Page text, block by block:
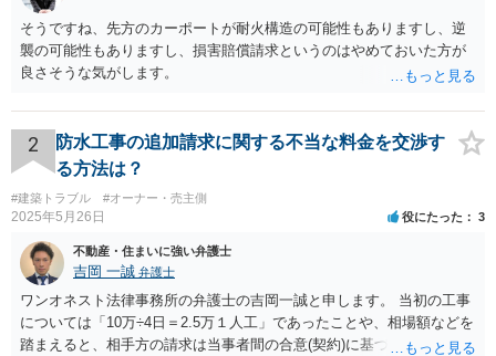
そうですね、先方のカーポートが耐火構造の可能性もありますし、逆
襲の可能性もありますし、損害賠償請求というのはやめておいた方が
良さそうな気がします。
2
防水工事の追加請求に関する不当な料金を交渉す
る方法は？
#建築トラブル #オーナー・売主側
2025年5月26日 役にたった 3
不動産・住まいに強い弁護士
吉岡 一誠 弁護士
ワンオネスト法律事務所の弁護士の吉岡一誠と申します。 当初の工事
については「10万÷4日＝2.5万１人工」であったことや、相場額などを
踏まえると、相手方の請求は当事者間の合意(契約)に基づかない不当な